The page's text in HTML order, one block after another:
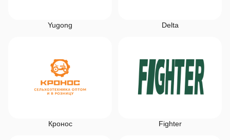
Yugong Delta
Кронос Fighter